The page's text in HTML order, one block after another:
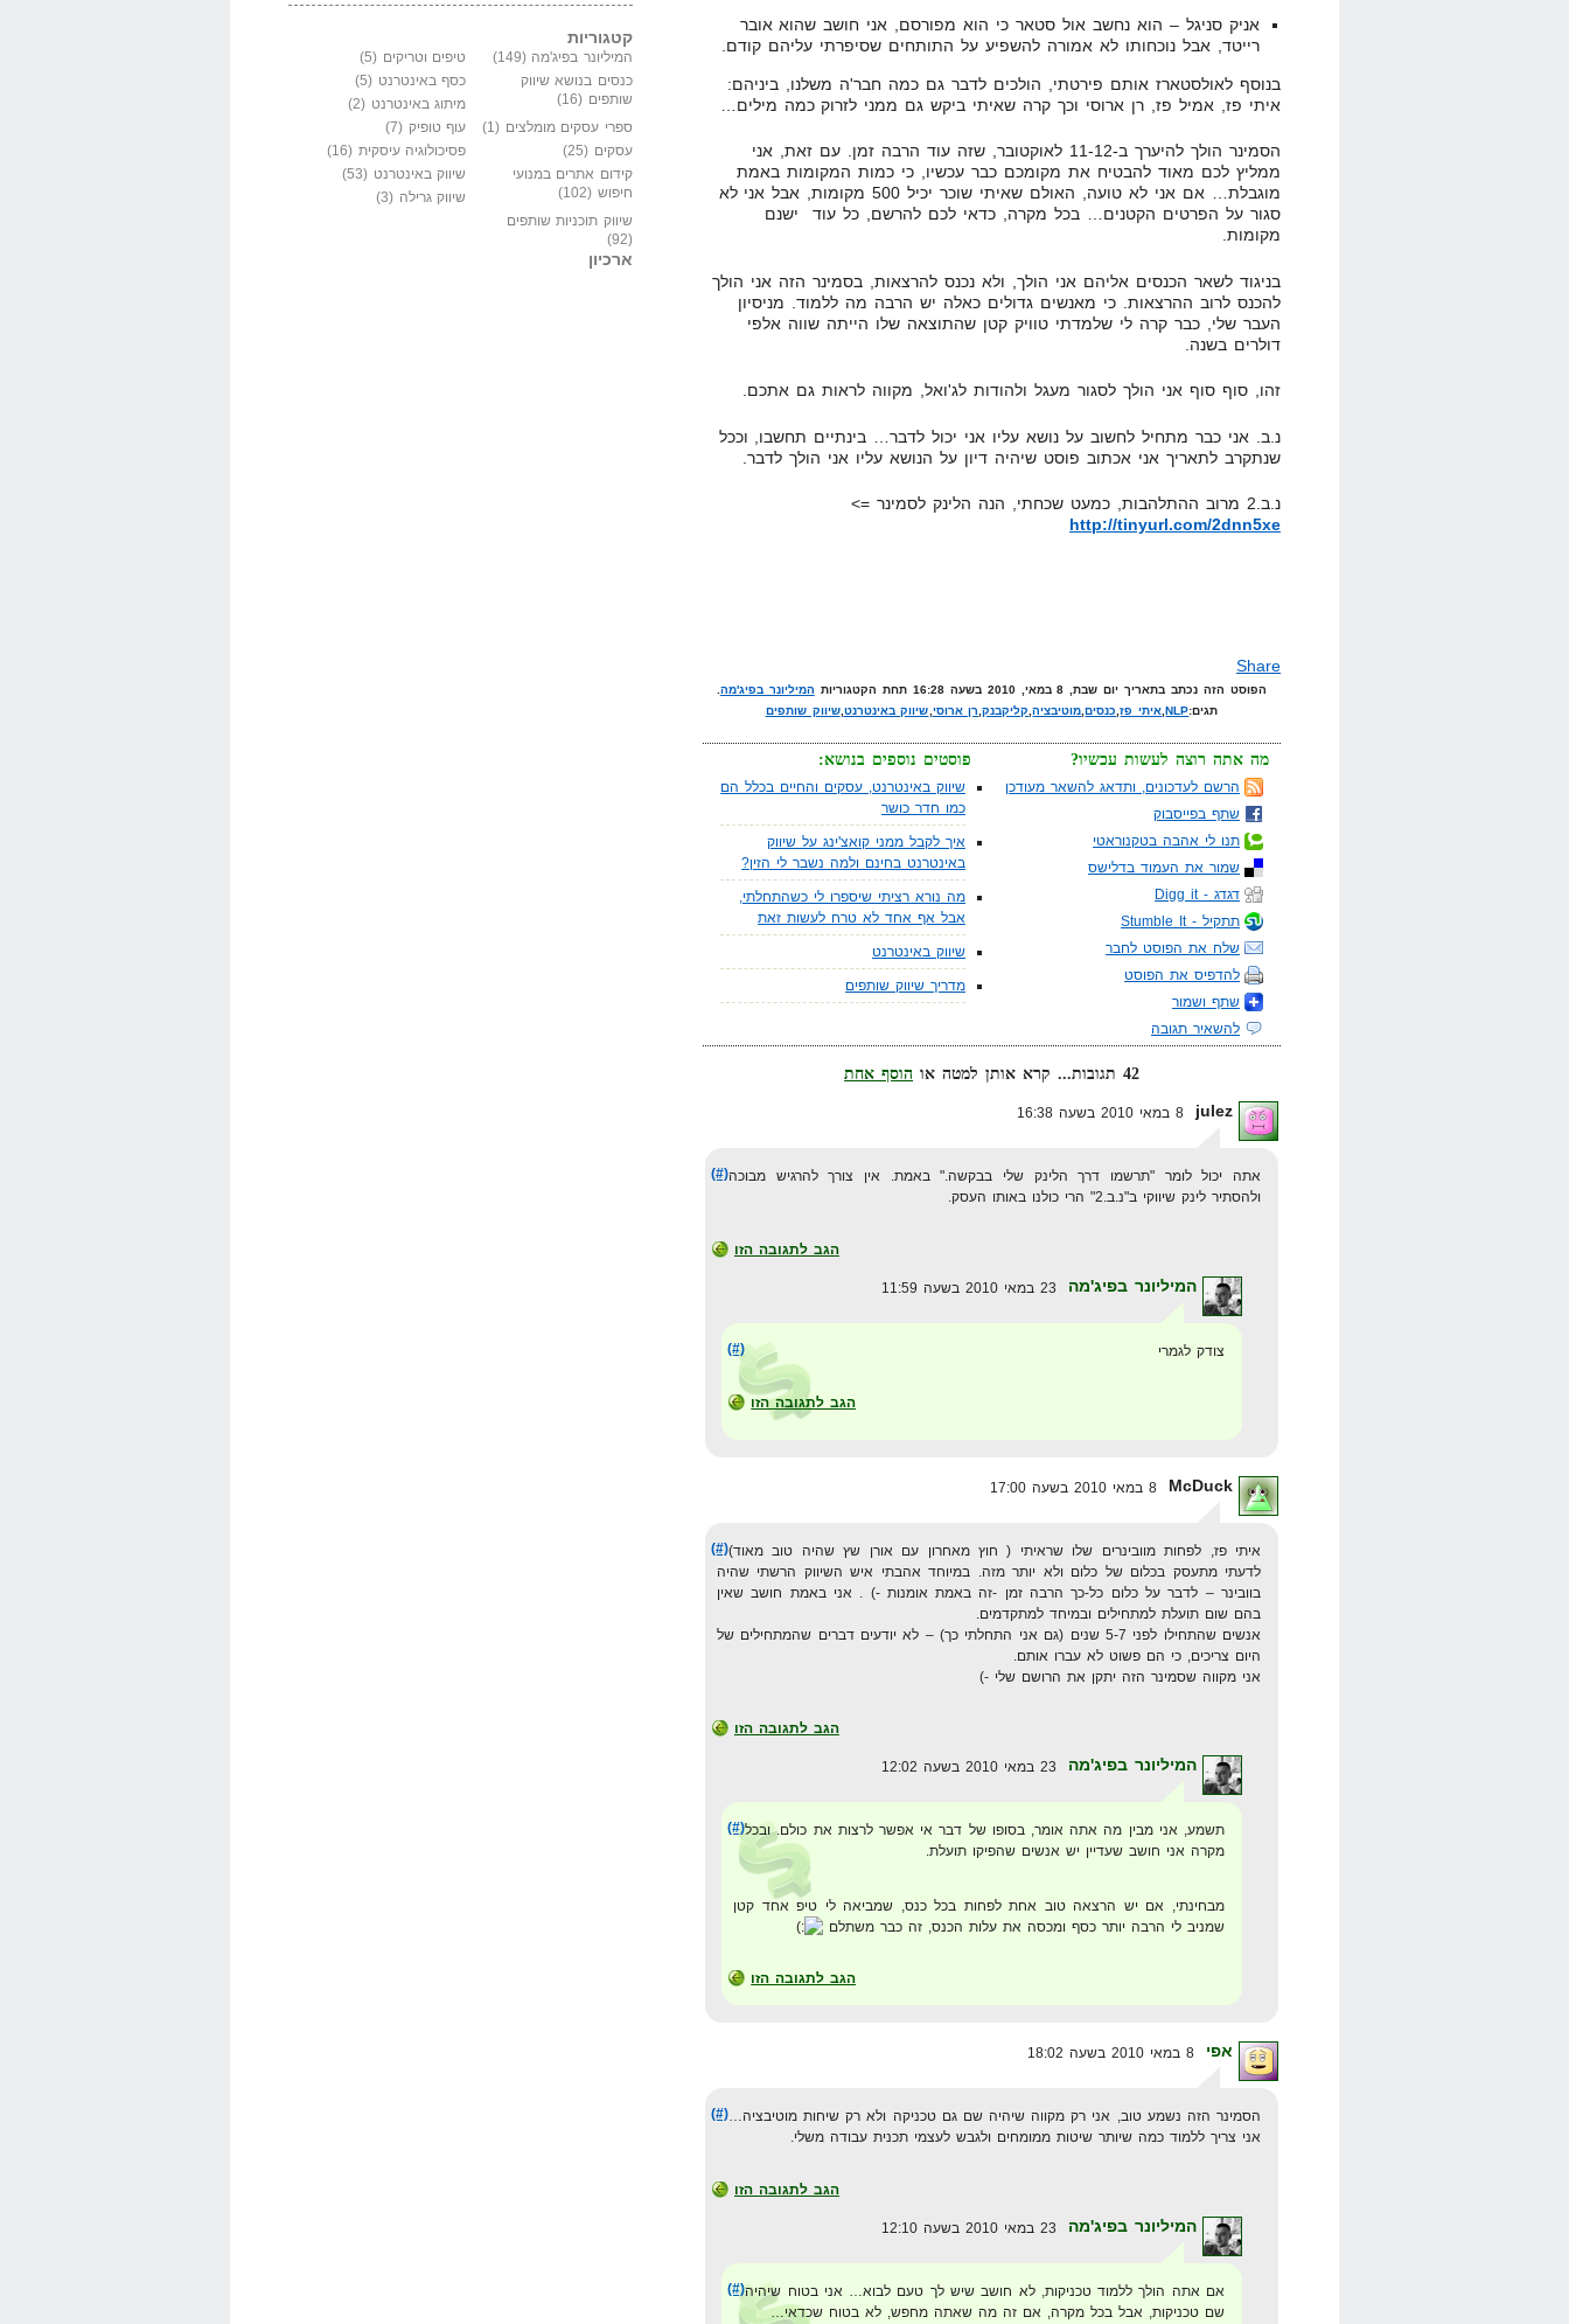
אניק סניגל – הוא נחשב אול סטאר כי הוא מפורסם, אני חושב שהוא אובר
רייטד, אבל נוכחותו לא אמורה להשפיע על התותחים שסיפרתי עליהם קודם.
בנוסף לאולסטארז אותם פירטתי, הולכים לדבר גם כמה חבר'ה משלנו, ביניהם:
איתי פז, אמיל פז, רן ארוסי וכך קרה שאיתי ביקש גם ממני לזרוק כמה מילים…
הסמינר הולך להיערך ב-11-12 לאוקטובר, שזה עוד הרבה זמן. עם זאת, אני
ממליץ לכם מאוד להבטיח את מקומכם כבר עכשיו, כי כמות המקומות באמת
מוגבלת… אם אני לא טועה, האולם שאיתי שוכר יכיל 500 מקומות, אבל אני לא
סגור על הפרטים הקטנים… בכל מקרה, כדאי לכם להרשם, כל עוד ישנם
מקומות.
בניגוד לשאר הכנסים אליהם אני הולך, ולא נכנס להרצאות, בסמינר הזה אני הולך
להכנס לרוב ההרצאות. כי מאנשים גדולים כאלה יש הרבה מה ללמוד. מניסיון
העבר שלי, כבר קרה לי שלמדתי טוויק קטן שהתוצאה שלו הייתה שווה אלפי
דולרים בשנה.
זהו, סוף סוף אני הולך לסגור מעגל ולהודות לג'ואל, מקווה לראות גם אתכם.
נ.ב. אני כבר מתחיל לחשוב על נושא עליו אני יכול לדבר… בינתיים תחשבו, וככל
שנתקרב לתאריך אני אכתוב פוסט שיהיה דיון על הנושא עליו אני הולך לדבר.
נ.ב.2 מרוב ההתלהבות, כמעט שכחתי, הנה הלינק לסמינר =>
http://tinyurl.com/2dnn5xe
Share
הפוסט הזה נכתב בתאריך יום שבת, 8 במאי, 2010 בשעה 16:28 תחת הקטגוריות המיליונר בפיג'מה.
תגים:NLP
,איתי פז,כנסים,מוטיבציה,קליקבנק,רן ארוסי,שיווק באינטרנט,שיווק שותפים
פוסטים נוספים בנושא:
שיווק באינטרנט, עסקים והחיים בכלל הם
כמו חדר כושר
איך לקבל ממני קואצ'ינג על שיווק
באינטרנט בחינם ולמה נשבר לי הזין?
מה נורא רציתי שיספרו לי כשהתחלתי,
אבל אף אחד לא טרח לעשות זאת
שיווק באינטרנט
מדריך שיווק שותפים
מה אתה רוצה לעשות עכשיו?
הרשם לעדכונים, ותדאג להשאר מעודכן
שתף בפייסבוק
תנו לי אהבה בטקנוראטי
שמור את העמוד בדלישס
דגדג - Digg it
תתקיל - Stumble It
שלח את הפוסט לחבר
להדפיס את הפוסט
שתף ושמור
להשאיר תגובה
42 תגובות... קרא אותן למטה או
הוסף אחת
julez
(#)אתה יכול לומר "תרשמו דרך הלינק שלי בבקשה." באמת. אין צורך להרגיש מבוכה
ולהסתיר לינק שיווקי ב"נ.ב.2" הרי כולנו באותו העסק.
הגב לתגובה הזו
המיליונר בפיג'מה
(#) צודק לגמרי
הגב לתגובה הזו
McDuck
(#)איתי פז, לפחות מוובינרים שלו שראיתי ( חוץ מאחרון עם אורן שץ שהיה טוב מאוד)
לדעתי מתעסק בכלום של כלום ולא יותר מזה. במיוחד אהבתי איש השיווק הרשתי שהיה
בוובינר – לדבר על כלום כל-כך הרבה זמן -זה באמת אומנות -) . אני באמת חושב שאין
בהם שום תועלת למתחילים ובמיחד למתקדמים.
אנשים שהתחילו לפני 5-7 שנים (גם אני התחלתי כך) – לא יודעים דברים שהמתחילים של
היום צריכים, כי הם פשוט לא עברו אותם.
אני מקווה שסמינר הזה יתקן את הרושם שלי -)
הגב לתגובה הזו
המיליונר בפיג'מה
(#)תשמע, אני מבין מה אתה אומר, בסופו של דבר אי אפשר לרצות את כולם. ובכל
מקרה אני חושב שעדיין יש אנשים שהפיקו תועלת.
מבחינתי, אם יש הרצאה טוב אחת לפחות בכל כנס, שמביאה לי טיפ אחד קטן
שמניב לי הרבה יותר כסף ומכסה את עלות הכנס, זה כבר משתלם
הגב לתגובה הזו
אפי
(#)הסמינר הזה נשמע טוב, אני רק מקווה שיהיה שם גם טכניקה ולא רק שיחות מוטיבציה…
אני צריך ללמוד כמה שיותר שיטות ממומחים ולגבש לעצמי תכנית עבודה משלי.
הגב לתגובה הזו
המיליונר בפיג'מה
(#)אם אתה הולך ללמוד טכניקות, לא חושב שיש לך טעם לבוא… אני בטוח שיהיה
שם טכניקות, אבל בכל מקרה, אם זה מה שאתה מחפש, לא בטוח שכדאי…
קטגוריות
המיליונר בפיג'מה (149) טיפים וטריקים (5)
כנסים בנושא שיווק
שותפים (16)
כסף באינטרנט (5)
מיתוג באינטרנט (2)
ספרי עסקים מומלצים (1) עוף טופיק (7)
עסקים (25) פסיכולוגיה עיסקית (16)
קידום אתרים במנועי
חיפוש (102)
שיווק באינטרנט (53)
שיווק גרילה (3)
שיווק תוכניות שותפים
(92)
ארכיון